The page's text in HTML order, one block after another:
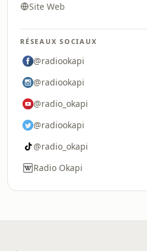
Site Web
RÉSEAUX SOCIAUX
@radiookapi
@radiookapi
@radio_okapi
@radiookapi
@radio_okapi
Radio Okapi